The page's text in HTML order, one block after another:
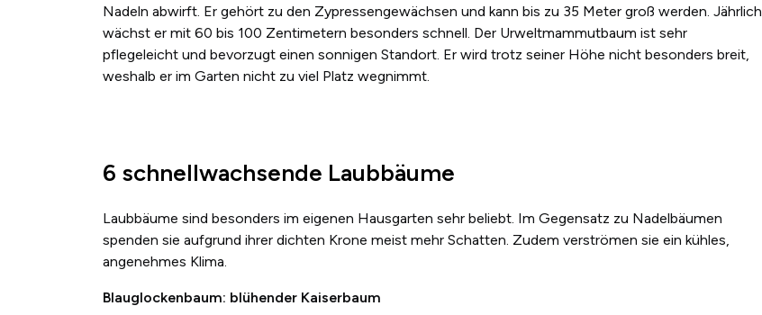
Nadeln abwirft. Er gehört zu den Zypressengewächsen und kann bis zu 35 Meter groß werden. Jährlich
wächst er mit 60 bis 100 Zentimetern besonders schnell. Der Urweltmammutbaum ist sehr
pflegeleicht und bevorzugt einen sonnigen Standort. Er wird trotz seiner Höhe nicht besonders breit,
weshalb er im Garten nicht zu viel Platz wegnimmt.
6 schnellwachsende Laubbäume
Laubbäume sind besonders im eigenen Hausgarten sehr beliebt. Im Gegensatz zu Nadelbäumen
spenden sie aufgrund ihrer dichten Krone meist mehr Schatten. Zudem verströmen sie ein kühles,
angenehmes Klima.
Blauglockenbaum: blühender Kaiserbaum